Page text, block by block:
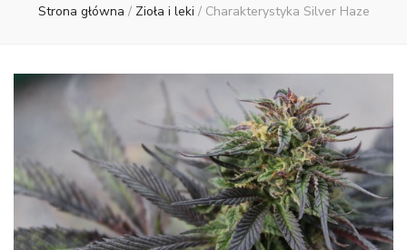
Strona główna / Zioła i leki / Charakterystyka Silver Haze